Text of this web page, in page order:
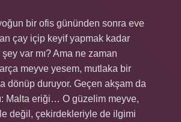
bir ofis gününden sonra eve
çay içip keyif yapmak kadar
şey var mı? Ama ne zaman
meyve yesem, mutlaka bir
dönüp duruyor. Geçen akşam da
Malta eriği… O güzelim meyve,
değil, çekirdekleriyle de ilgimi